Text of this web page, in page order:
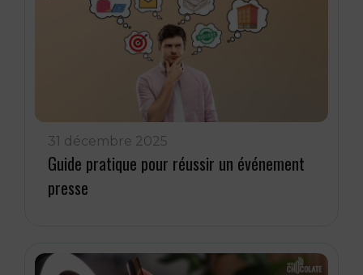
31 décembre 2025
Guide pratique pour réussir un événement
presse